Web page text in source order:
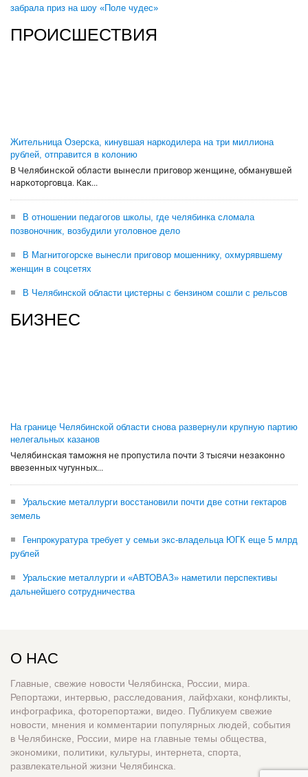
забрала приз на шоу «Поле чудес»
ПРОИСШЕСТВИЯ
Жительница Озерска, кинувшая наркодилера на три миллиона
рублей, отправится в колонию
В Челябинской области вынесли приговор женщине, обманувшей
наркоторговца. Как...
В отношении педагогов школы, где челябинка сломала
позвоночник, возбудили уголовное дело
В Магнитогорске вынесли приговор мошеннику, охмурявшему
женщин в соцсетях
В Челябинской области цистерны с бензином сошли с рельсов
БИЗНЕС
На границе Челябинской области снова развернули крупную партию
нелегальных казанов
Челябинская таможня не пропустила почти 3 тысячи незаконно
ввезенных чугунных...
Уральские металлурги восстановили почти две сотни гектаров
земель
Генпрокуратура требует у семьи экс-владельца ЮГК еще 5 млрд
рублей
Уральские металлурги и «АВТОВАЗ» наметили перспективы
дальнейшего сотрудничества
О НАС
Главные, свежие новости Челябинска, России, мира.
Репортажи, интервью, расследования, лайфхаки, конфликты,
инфографика, фоторепортажи, видео. Публикуем свежие
новости, мнения и комментарии популярных людей, события
в Челябинске, России, мире на главные темы общества,
экономики, политики, культуры, интернета, спорта,
развлекательной жизни Челябинска.